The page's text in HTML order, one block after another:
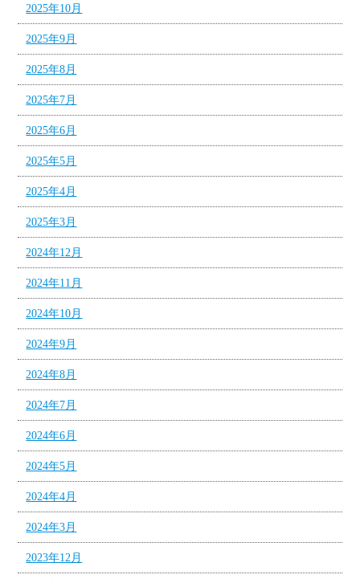
2025年10月
2025年9月
2025年8月
2025年7月
2025年6月
2025年5月
2025年4月
2025年3月
2024年12月
2024年11月
2024年10月
2024年9月
2024年8月
2024年7月
2024年6月
2024年5月
2024年4月
2024年3月
2023年12月